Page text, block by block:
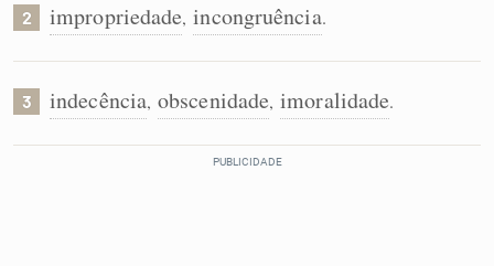
Conexões
2 impropriedade, incongruência.
3 indecência, obscenidade, imoralidade.